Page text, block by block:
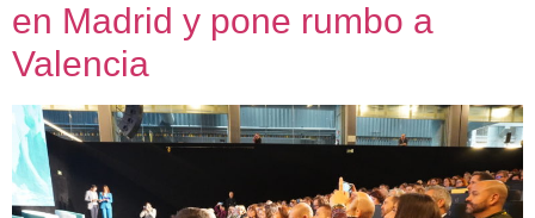
en Madrid y pone rumbo a
Valencia